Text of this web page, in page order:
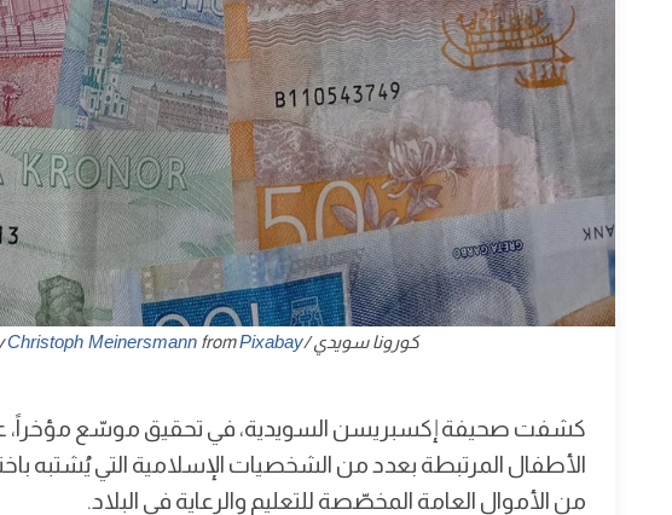
كورونا سويدي /Swedish krona Image by Christoph MeinersmannfromPixabay
كشفت صحيفة إكسبريسن السويدية، في تحقيق موسّع
الأطفال المرتبطة بعدد من الشخصيات الإسلامية التي يُشتبه
من الأموال العامة المخصّصة للتعليم والرعاية في البلاد.